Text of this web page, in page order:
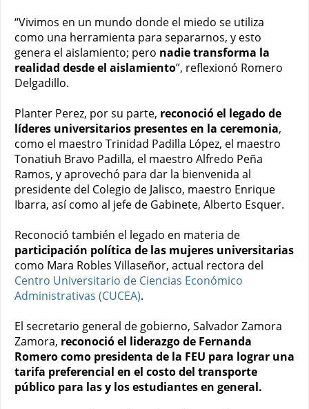
“Vivimos en un mundo donde el miedo se utiliza
como una herramienta para separarnos, y esto
genera el aislamiento; pero nadie transforma la
realidad desde el aislamiento”, reflexionó Romero
Delgadillo.
Planter Perez, por su parte, reconoció el legado de
líderes universitarios presentesen la ceremonia,
como el maestro Trinidad Padilla López, el maestro
Tonatiuh Bravo Padilla, el maestro Alfredo Peña
Ramos, y aprovechó para dar la bienvenida al
presidente del Colegio de Jalisco, maestro Enrique
Ibarra, así como al jefe de Gabinete, Alberto Esquer.
Reconoció también el legado en materia de
participación política de las mujeres universitarias
como Mara Robles Villaseñor, actual rectora del
Centro Universitario de Ciencias Económico
Administrativas (CUCEA).
El secretario general de gobierno, Salvador Zamora
Zamora, reconoció el liderazgode Fernanda
Romero como presidenta de la FEU para lograr una
tarifa preferencial en el costo del transporte
público para las y los estudiantes en general.